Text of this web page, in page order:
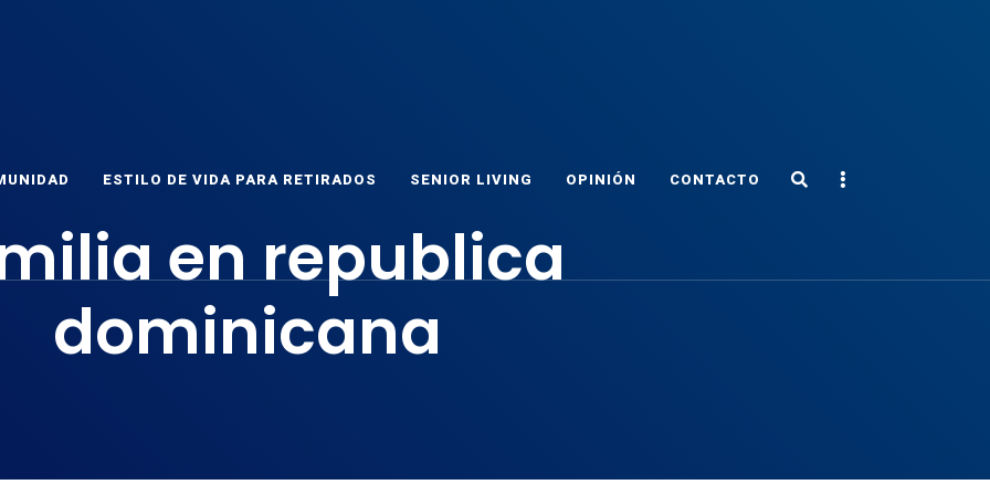
ESTILO DE VIDA PARA RETIRADOS SENIOR LIVING OPINIÓN CONTACTO SearchSidebar
en republica
dominicana